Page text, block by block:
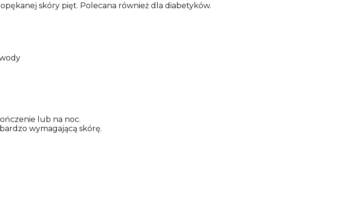
skóry pięt. Polecana również dla diabetyków.
lub na noc.
wymagającą skórę.